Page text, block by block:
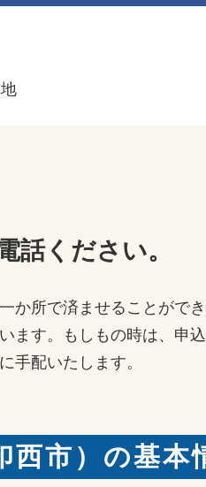
話ください。
か所で済ませることがで
ます。もしもの時は、申
手配いたします。
西市）の基本